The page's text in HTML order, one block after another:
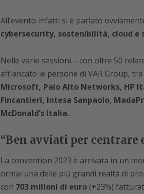
All’evento infatti si è parlato
cybersecurity, sostenibilità, cloud e
Nelle varie sessioni – con oltre 50
affiancato le persone di VAR Group,
Microsoft, Palo Alto Networks, HP
Fincantieri, Intesa Sanpaolo,
McDonald’s Italia.
“Ben avviati per centrare
La convention 2023 è arrivata in un
ormai una delle più grandi realtà di
con 703 milioni di euro(+23%)